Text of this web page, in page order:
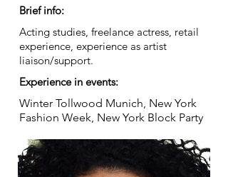
Brief info:
Acting studies, freelance actress, retail
experience, experience as artist
liaison/support.
Experience in events:
Winter Tollwood Munich, New York
Fashion Week, New York Block Party